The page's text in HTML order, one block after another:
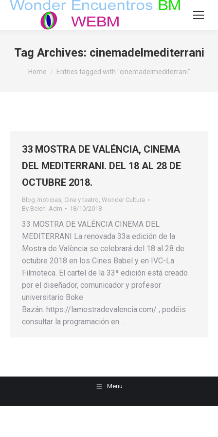
Tag Archives: cinemadelmediterrani
You are here:
Home Entries tagged with "cinemadelmediterrani"
33 MOSTRA DE VALÉNCIA, CINEMA
DEL MEDITERRANI. DEL 18 AL 28 DE
OCTUBRE 2018.
Blog /noticias, Cine y teatro, Wonder Cultura
By Belen_Adm 18/10/2018
33 MOSTRA DE VALÉNCIA CINEMA DEL
MEDITERRANI La renovada 33a edición de la
Mostra de València se celebrará del 18 al 28 de
octubre 2018 en los Cines Babel y en IVC-La
Filmoteca. El cartel de la 33ª edición está creado
por el diseñador, comunicador y profesor
universitario Boke
Bazán. https://lamostradevalencia.com/ , podéis
consultar la programación en…
Menu